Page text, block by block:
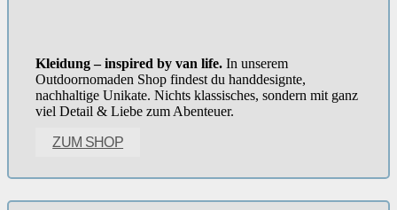
Kleidung – inspired by van life. In unserem
Outdoornomaden Shop findest du handdesignte,
nachhaltige Unikate. Nichts klassisches, sondern mit ganz
viel Detail & Liebe zum Abenteuer.
ZUM SHOP